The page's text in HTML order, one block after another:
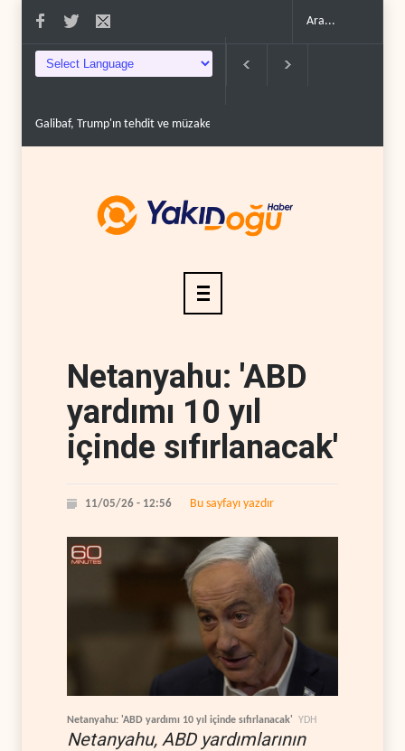
Galibaf, Trump'ın tehdit ve müzakere mesajlarıyla alay et..
Netanyahu: 'ABD
yardımı 10 yıl
içinde sıfırlanacak'
11/05/26 - 12:56 Bu sayfayı yazdır
Netanyahu: 'ABD yardımı 10 yıl içinde sıfırlanacak' YDH
Netanyahu, ABD yardımlarının